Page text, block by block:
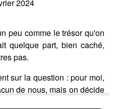
2024
peu comme le trésor qu'on
quelque part, bien caché,
pas.
sur la question : pour moi,
de nous, mais on décide
qu'il n'existe pas.